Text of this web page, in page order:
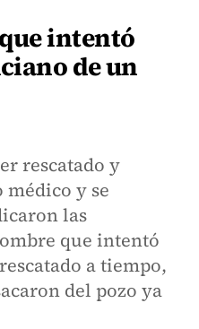
intentó
de un
rescatado y
y se
las
que intentó
a tiempo,
del pozo ya